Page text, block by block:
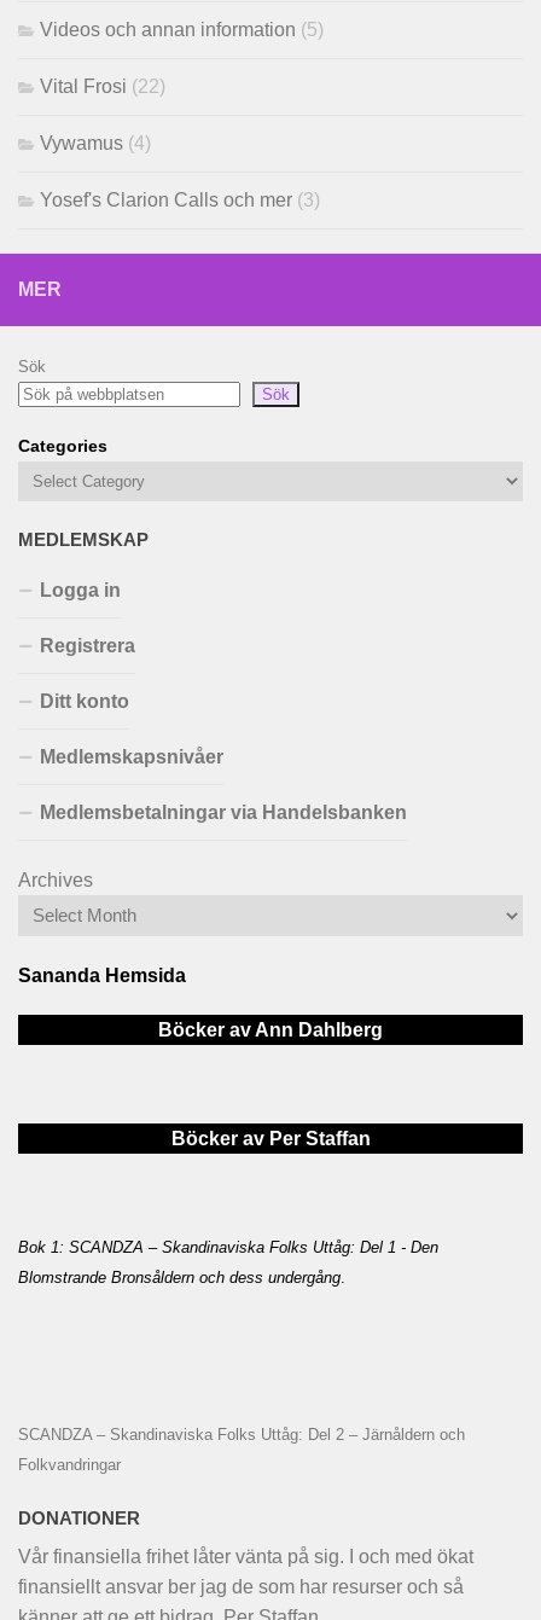
Videos och annan information (5)
Vital Frosi (22)
Vywamus (4)
Yosef's Clarion Calls och mer (3)
MER
Sök
Sök
Categories
MEDLEMSKAP
Logga in
Registrera
Ditt konto
Medlemskapsnivåer
Medlemsbetalningar via Handelsbanken
Archives
Sananda Hemsida
Böcker av Ann Dahlberg
Böcker av Per Staffan
Bok 1: SCANDZA – Skandinaviska Folks Uttåg: Del 1 - Den
Blomstrande Bronsåldern och dess undergång
SCANDZA – Skandinaviska Folks Uttåg: Del 2 – Järnåldern och
Folkvandringar
DONATIONER
Vår finansiella frihet låter vänta på sig. I och med ökat
finansiellt ansvar ber jag de som har resurser och så